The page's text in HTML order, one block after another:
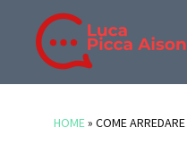
primary
BLOG
DI
LUCA
Blog
HOME» COME